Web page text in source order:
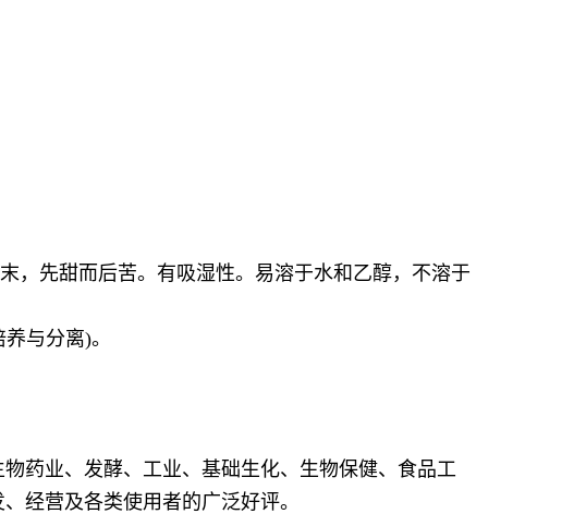
，先甜而后苦。有吸湿性。易溶于水和乙醇，不溶于
养与分离)。
药业、发酵、工业、基础生化、生物保健、食品工
经营及各类使用者的广泛好评。